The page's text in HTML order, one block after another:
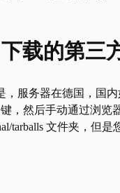
载的第三
服务器在德国，国
，然后手动通过浏览
文件夹，但是